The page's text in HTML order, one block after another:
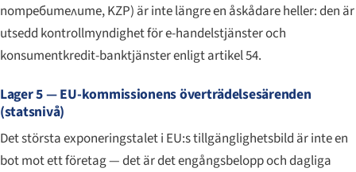
потребителите, KZP) är inte längre en åskådare heller: den är
utsedd kontrollmyndighet för e-handelstjänster och
konsumentkredit-banktjänster enligt artikel 54.
Lager 5 — EU-kommissionens överträdelsesärenden
(statsnivå)
Det största exponeringstalet i EU:s tillgänglighetsbild är inte en
bot mot ett företag — det är det engångsbelopp och dagliga